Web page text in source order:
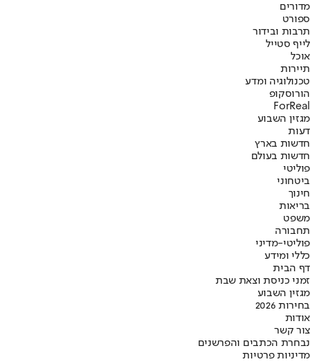
מדורים
ספורט
תרבות ובידור
לייף סטייל
אוכל
תיירות
טכנולוגיה ומדע
הורוסקופ
ForReal
מגזין השבוע
דעות
חדשות בארץ
חדשות בעולם
פוליטי
ביטחוני
חינוך
בריאות
משפט
תחבורה
פוליטי-מדיני
כללי ומידע
דף הבית
זמני כניסת וצאת שבת
מגזין השבוע
בחירות 2026
אודות
צור קשר
נבחרת הכתבים והפרשנים
מדיניות פרטיות